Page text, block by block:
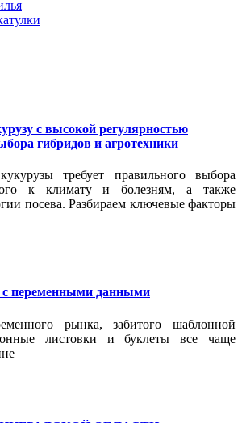
с высокой регулярностью
гибридов и агротехники
требует правильного выбора
к климату и болезням, а также
посева. Разбираем ключевые факторы
с переменными данными
рынка, забитого шаблонной
листовки и буклеты все чаще